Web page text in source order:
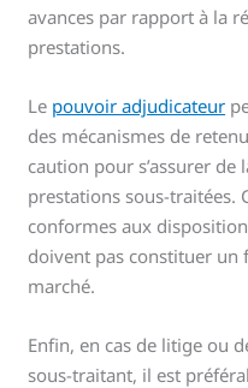
avances par rapport à la
prestations.
Le pouvoir adjudicateur
des mécanismes de
caution pour s’assurer
prestations sous-traitées.
conformes aux
doivent pas constituer un
marché.
Enfin, en cas de litige ou
sous-traitant, il est